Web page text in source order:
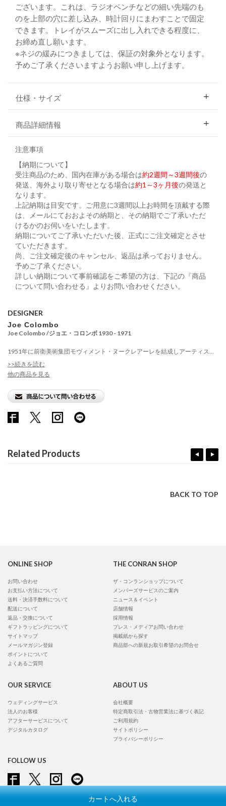
ございます。これは、ラジオペンチなどの細い先端のも
のを上部の穴に差し込み、時計回りにまわすことで固定
できます。トレイがスムーズに出し入れできる程度に、
お締め直し願います。
※ネジの緩みにつきましては、保証の対象外となります。
予めご了承くださいますようお願い申し上げます。
仕様・サイズ
商品詳細情報
注意事項
【納期について】
受注商品のため、国内在庫がある場合は約2週間～3週間後の
発送、海外より取り寄せとなる場合は約1～3ヶ月後の発送と
なります。
上記納期は目安です。ご用意に3週間以上お時間を頂戴する際
は、メールにておおよその納期と、その納期でご了承いただ
けるかのお伺いをいたします。
納期についてご了承いただいた後、正式にご注文確定とさせ
ていただきます。
尚、ご注文確定後のキャンセル、返品は承っておりません。
予めご了承ください。
詳しい納期について事前確認をご希望の方は、下記の『商品
について問い合わせる』よりお問い合わせください。
DESIGNER
Joe Colombo
Joe Colombo /ジョエ・コロンボ 1930 - 1971
1951年に前衛美術集団モヴィメント・ヌークレアーレを結成しアーティス...
>>続きを読む
他の商品を見る
カートへ入れる
Related Products
BACK TO TOP
ONLINE SHOP
お問い合わせ
お支払い方法について
送料・決済手数料について
配送について
返品・交換について
ギフトラッピングについて
サイトマップ
メールマガジン登録
ポイントについて
よくあるご質問
THE CONRAN SHOP
ザ・コンランショップについて
メンバーズサービスのご案内
ニュース＆イベント
店舗情報
採用情報
プレス・メディアお問い合わせ
掲載紙から探す
商品部への新規お取引希望のお問合せ
OUR SERVICE
ウェディングサービス
法人のお客様
アフターサービスについて
デジタルカタログ
ABOUT US
会社概要
特定商取引法・古物営業法に基づく表記
ご利用規約
サイトポリシー
プライバシーポリシー
FOLLOW US
Copyright © Conran Shop Japan Ltd. All rights reserved.